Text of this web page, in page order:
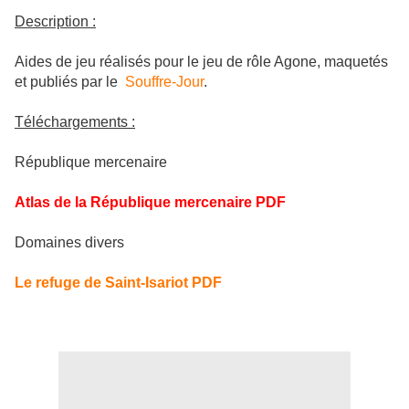
Description :
Aides de jeu réalisés pour le jeu de rôle Agone, maquetés
et publiés par le Souffre-Jour.
Téléchargements :
République mercenaire
Atlas de la République mercenaire PDF
Domaines divers
Le refuge de Saint-Isariot PDF